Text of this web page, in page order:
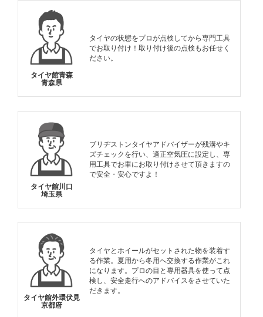
タイヤ館青森
青森県
タイヤの状態をプロが点検してから専門工具
でお取り付け！取り付け後の点検もお任せく
ださい。
タイヤ館川口
埼玉県
ブリヂストンタイヤアドバイザーが残溝やキ
ズチェックを行い、適正空気圧に設定し、専
用工具でお車にお取り付けさせて頂きますの
で安全・安心ですよ！
タイヤ館外環伏見
京都府
タイヤとホイールがセットされた物を装着す
る作業。夏用から冬用へ交換する作業がこれ
になります。プロの目と専用器具を使って点
検し、安全走行へのアドバイスをさせていた
だきます。